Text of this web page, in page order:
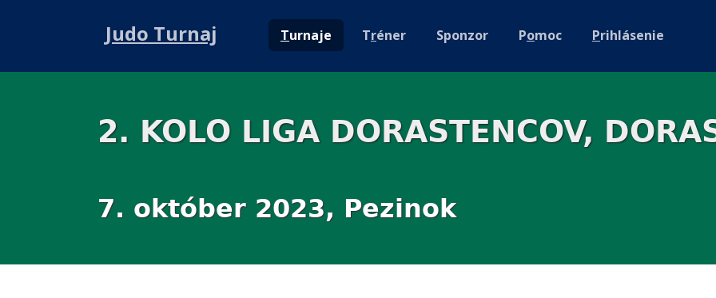
Judo Turnaj Turnaje Tréner Sponzor Pomoc Prihlásenie
2. KOLO LIGA DORASTENCOV,
7. október 2023, Pezinok